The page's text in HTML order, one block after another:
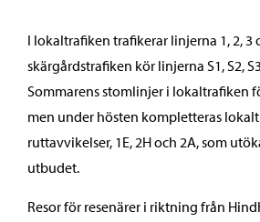
I lokaltrafiken trafikerar linjerna 1, 2, 3
skärgårdstrafiken kör linjerna S1, S2,
Sommarens stomlinjer i lokaltrafiken
men under hösten kompletteras
ruttavvikelser, 1E, 2H och 2A, som
utbudet.
Resor för resenärer i riktning från